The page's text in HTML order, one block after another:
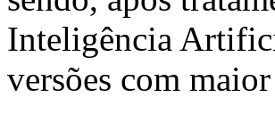
Inteligência
versões com